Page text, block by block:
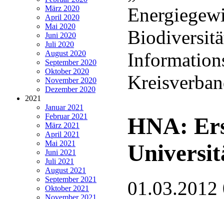
März 2020
April 2020
Mai 2020
Juni 2020
Juli 2020
August 2020
September 2020
Oktober 2020
November 2020
Dezember 2020
2021
Januar 2021
Februar 2021
März 2021
April 2021
Mai 2021
Juni 2021
Juli 2021
August 2021
September 2021
Oktober 2021
November 2021
HNA:
01.03.2012